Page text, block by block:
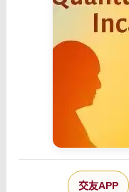
交友APP